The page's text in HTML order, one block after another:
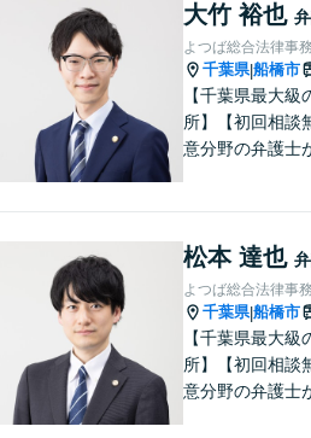
大竹 裕也
よつば総合法律事
千葉県|船橋市
【千葉県最大級
所】【初回相談
意分野の弁護士
松本 達也
よつば総合法律事
千葉県|船橋市
【千葉県最大級
所】【初回相談
意分野の弁護士